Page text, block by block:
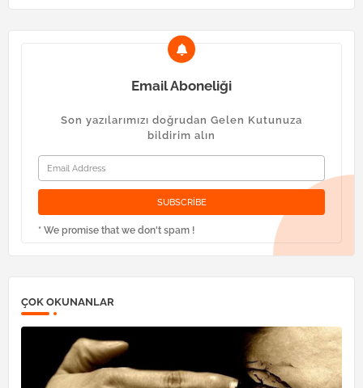
Email Aboneliği
Son yazılarımızı doğrudan Gelen Kutunuza
bildirim alın
* We promise that we don't spam !
ÇOK OKUNANLAR